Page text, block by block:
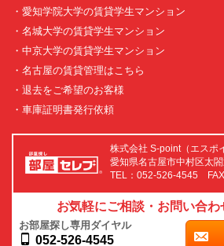
・愛知学院大学の賃貸学生マンション
・名城大学の賃貸学生マンション
・中京大学の賃貸学生マンション
・名古屋の賃貸管理はこちら
・退去をご希望のお客様
・車庫証明書発行依頼
株式会社 S-point（エスポ
愛知県名古屋市中村区太
TEL：052-526-4545
お気軽にご相談・お問い合わ
お部屋探し専用ダイヤル
052-526-4545